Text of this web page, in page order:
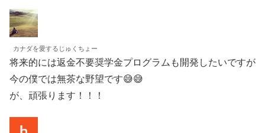
カナダを愛するじゅくちょー
将来的には返金不要奨学金プログラムも開発したいですが
今の僕では無茶な野望です😅😅
が、頑張ります！！！